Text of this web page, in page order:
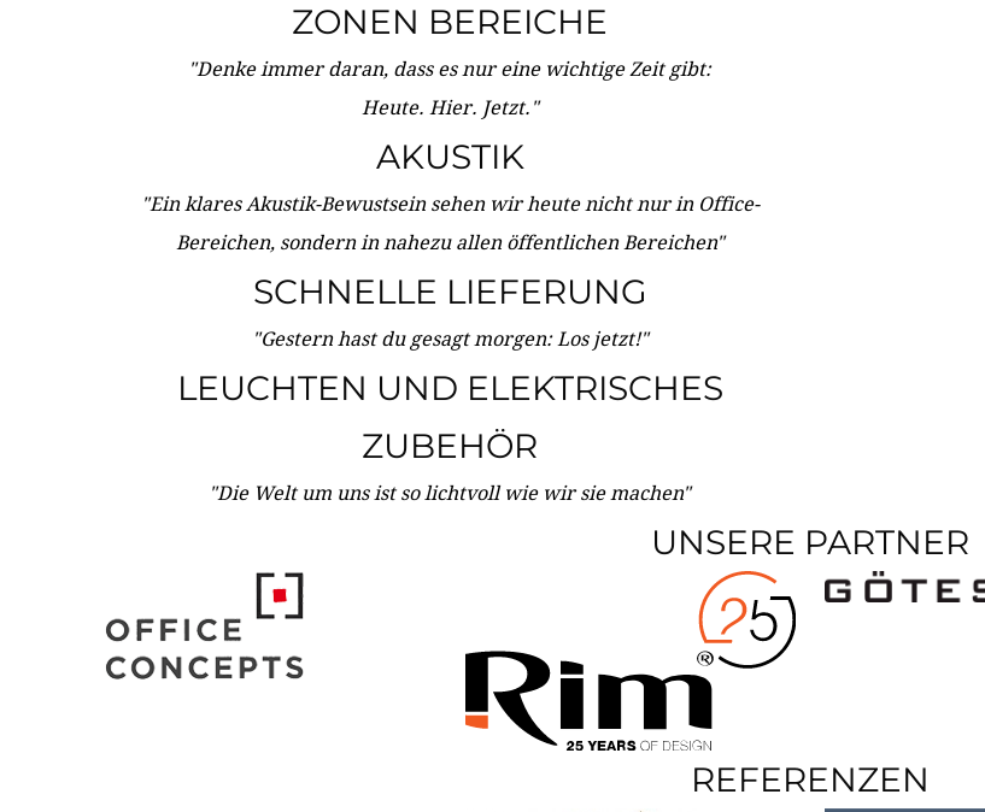
ZONEN BEREICHE
"Denke immer daran, dass es nur eine wichtige Zeit gibt:
Heute. Hier. Jetzt."
AKUSTIK
"Ein klares Akustik-Bewustsein sehen wir heute nicht nur in Office-
Bereichen, sondern in nahezu allen öffentlichen Bereichen"
SCHNELLE LIEFERUNG
"Gestern hast du gesagt morgen: Los jetzt!"
LEUCHTEN UND ELEKTRISCHES
ZUBEHÖR
"Die Welt um uns ist so lichtvoll wie wir sie machen"
UNSERE PARTNER
REFERENZEN